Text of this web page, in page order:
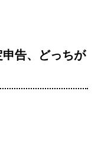
告、どっちが